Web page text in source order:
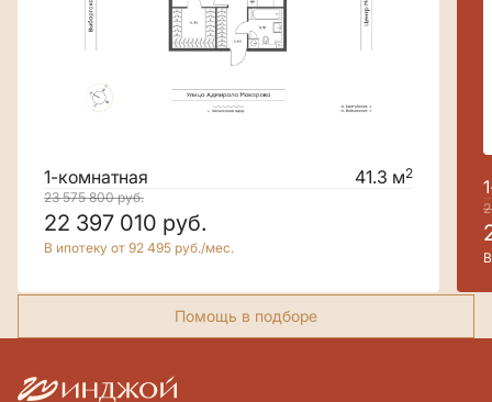
1-комнатная 41.3 м2
23 575 800руб.
22 397 010 руб.
В ипотеку от 92 495 руб./мес.
Помощь в подборе